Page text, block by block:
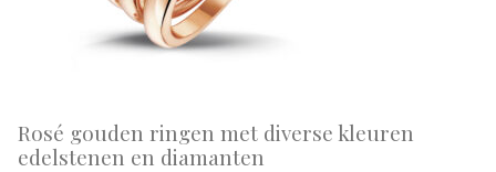
Rosé gouden ringen met diverse kleuren
edelstenen en diamanten